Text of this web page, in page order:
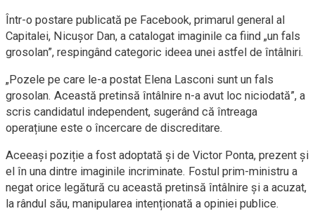
Într-o postare publicată pe Facebook, primarul general al
Capitalei, Nicușor Dan, a catalogat imaginile ca fiind „un fals
grosolan”, respingând categoric ideea unei astfel de întâlniri.
„Pozele pe care le-a postat Elena Lasconi sunt un fals
grosolan. Această pretinsă întâlnire n-a avut loc niciodată”, a
scris candidatul independent, sugerând că întreaga
operațiune este o încercare de discreditare.
Aceeași poziție a fost adoptată și de Victor Ponta, prezent și
el în una dintre imaginile incriminate. Fostul prim-ministru a
negat orice legătură cu această pretinsă întâlnire și a acuzat,
la rândul său, manipularea intenționată a opiniei publice.